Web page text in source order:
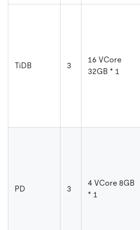
TiDB 3
16 VCore
32GB * 1
PD 3
4 VCore 8GB
* 1